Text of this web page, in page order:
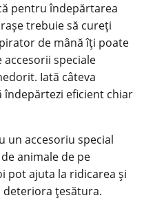
pentru îndepărtarea
trebuie să cureți
de mână îți poate
speciale
Iată câteva
îndepărtezi eficient chiar
un accesoriu special
animale de pe
pot ajuta la ridicarea și
țesătura.